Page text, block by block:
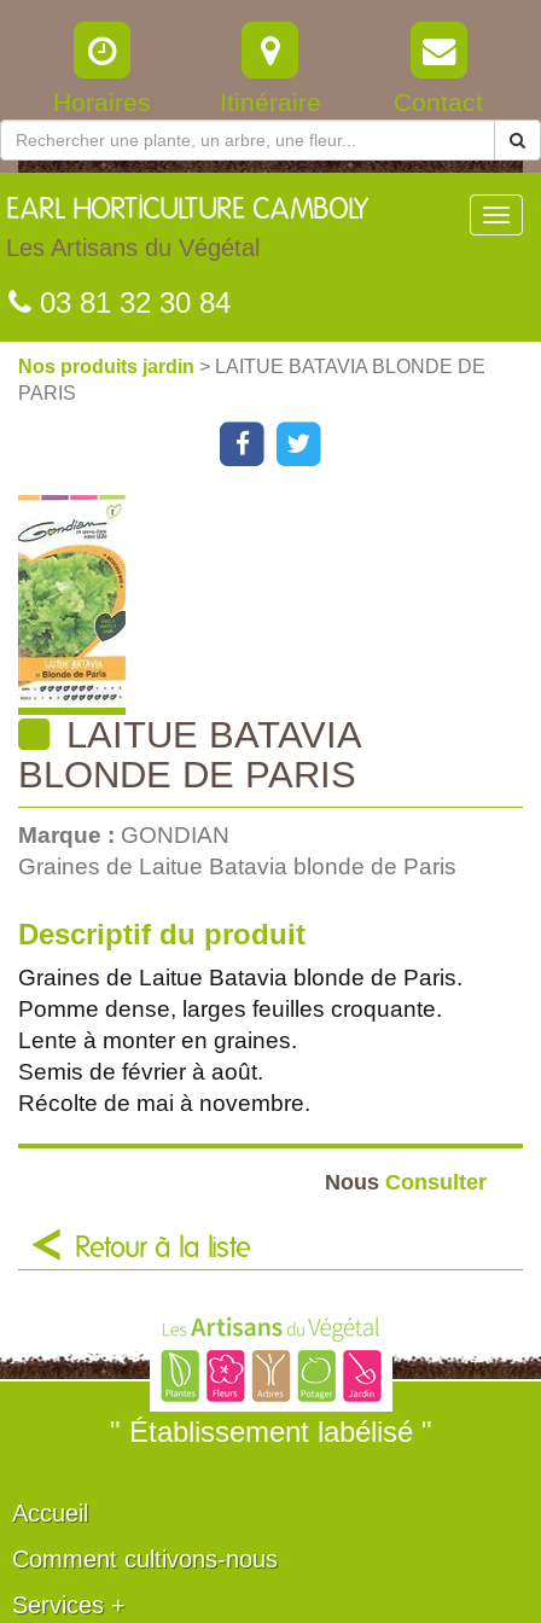
Horaires Itinéraire Contact
EARL HORTICULTURE CAMBOLY
Les Artisans du Végétal
03 81 32 30 84
Nos produits jardin > LAITUE BATAVIA BLONDE DE
PARIS
LAITUE BATAVIA
BLONDE DE PARIS
Marque : GONDIAN
Graines de Laitue Batavia blonde de Paris
Descriptif du produit
Graines de Laitue Batavia blonde de Paris.
Pomme dense, larges feuilles croquante.
Lente à monter en graines.
Semis de février à août.
Récolte de mai à novembre.
Nous Consulter
Retour à la liste
" Établissement labélisé "
Accueil
Comment cultivons-nous
Services +